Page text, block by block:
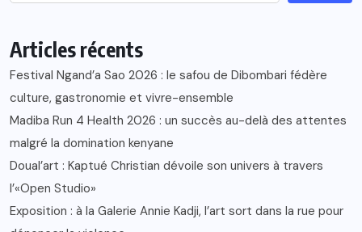
Articles récents
Festival Ngand’a Sao 2026 : le safou de Dibombari fédère
culture, gastronomie et vivre-ensemble
Madiba Run 4 Health 2026 : un succès au-delà des attentes
malgré la domination kenyane
Doual’art : Kaptué Christian dévoile son univers à travers
l’«Open Studio»
Exposition : à la Galerie Annie Kadji, l’art sort dans la rue pour